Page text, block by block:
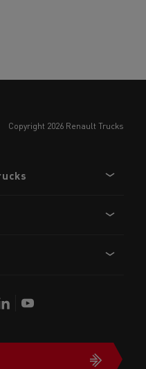
copyright 2026 Renault Trucks